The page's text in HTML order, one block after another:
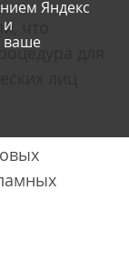
что
для
лиц
Яндекс
и
ваше